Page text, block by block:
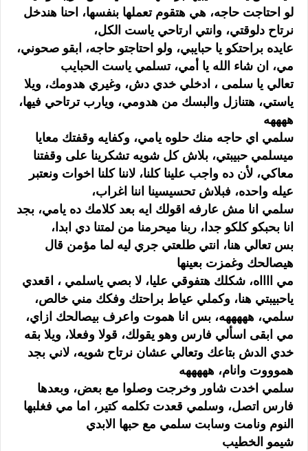
لو احتاجت حاجه، هي هتقوم تعملها بنفسها، احنا هندخل
نرتاح دلوقتي، وانتي ارتاحي ياست الكل،
عايده براحتكو يا حبايبي، ولو احتاجتو حاجه، ابقو صحوني،
مي، ان شاء الله يا أمي، تسلمي ياست الحبايب
تعالي يا سلمى ، ادخلي خدي دش، وغيري هدومك، ويلا
ياستي، هتنازل والبسك من هدومي، ويارب ترتاحي فيها،
ههههه
سلمي اي حاجه منك حلوه يامي، وكفايه وقفتك معايا
ميسلمي حبيبتي، بلاش كل شويه تشكرينا على وقفتنا
معاكي، لأن ده واجب علينا كلنا، لاننا كلنا اخوات ونعتبر
عيله واحده، فبلاش تحسيسينا اننا اغراب،
سلمي انا مش عارفه اقولك ايه بعد كلامك ده يامي، بجد
انا بحبكو كلكو جدا، ربنا ميحرمنا من لمتنا دي ابدا،
بس تعالي هنا، انتي طلعتي جري ليه لما مؤمن قال
هيصالحك وغمزت بعينها
مي ااااه، شكلك هتفوقي عليا، لا بصي ياسلمي ، اقعدي
ياحبيبتي هنا، وكملي عياط براحتك وفكك مني خالص،
سلمي، هههههه، بس انا هموت واعرف بيصالحك ازاي،
مي ابقى اسألي فارس وهو يقولك، قولا وفعلا، ويلا بقه
خدي الدش بتاعك وتعالي عشان نرتاح شويه، لاني بجد
هموووت وانام، هههههه
سلمي اخدت شاور وخرجت وصلوا مع بعض، وبعدها
فارس اتصل، وسلمي قعدت تكلمه كتير، اما مي فغلبها
النوم ونامت وسابت سلمي مع حبها الابدي
شيمو الخطيب